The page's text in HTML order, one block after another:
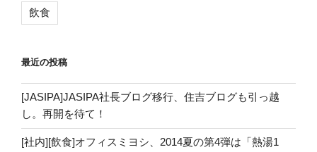
飲食
最近の投稿
[JASIPA]JASIPA社長ブログ移行、住吉ブログも引っ越
し。再開を待て！
[社内][飲食]オフィスミヨシ、2014夏の第4弾は「熱湯1